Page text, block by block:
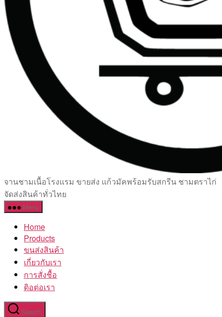
เซรามิค
ครบ
ครัน
โรงงาน
จานชามเนื้อโรงแรม ขายส่ง แก้วมัคพร้อมรับสกรีน ชามตราไก่
จัดส่งสินค้าทั่วไทย
Menu
Home
Products
ขนส่งสินค้า
เกี่ยวกับเรา
การสั่งชื้อ
ติอต่อเรา
Search